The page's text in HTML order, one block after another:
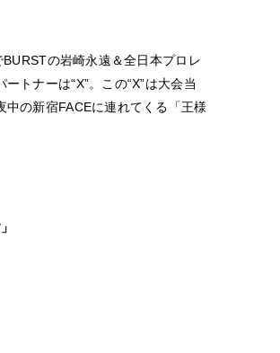
の岩崎永遠＆全日本プロレ
トナーは“X”。この“X”は大会当
の新宿FACEに連れてくる「王様